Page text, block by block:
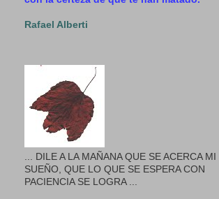
Rafael Alberti
... DILE A LA MAÑANA QUE SE ACERCA MI
SUEÑO, QUE LO QUE SE ESPERA CON
PACIENCIA SE LOGRA ...